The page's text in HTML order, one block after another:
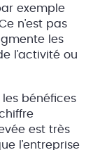
exemple
n’est pas
les
l’activité ou
bénéfices
est très
l’entreprise